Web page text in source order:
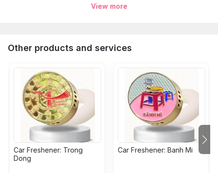
Available Scents: Sai Gon - Independence
Quy cách & Kỹ thuật:
Kích thước:
Hộp: 9x9x5.5cm
Pin cài: 3.8x3.8x1.3cm
Chất liệu vỏ ngoài:
Hợp kim kết hợp nhựa
Chất liệu lõi thơm: Sáp & tinh dầu nhập khẩu
Mùi hương:
Sài Gòn - Dinh Độc Lập; Sài Gòn -
View more
Other products and services
Car Freshener: Trong
Dong
Car Freshener: Banh Mi